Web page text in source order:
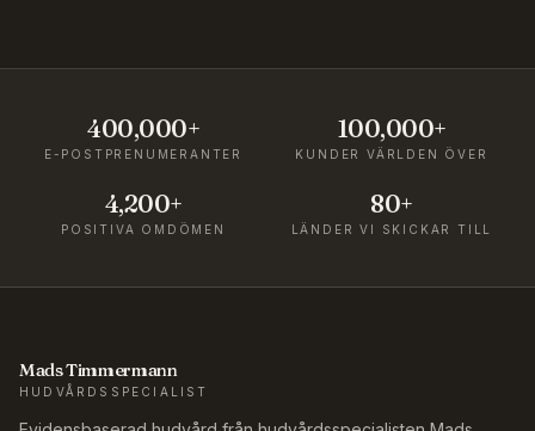
400,000+
E-POSTPRENUMERANTER
100,000+
KUNDER VÄRLDEN ÖVER
4,200+
POSITIVA OMDÖMEN
80+
LÄNDER VI SKICKAR TILL
Mads Timmermann
HUDVÅRDSSPECIALIST